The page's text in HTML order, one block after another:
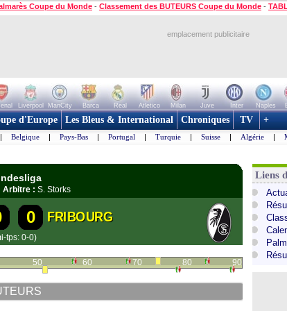
Coupe du Monde - Classement des BUTEURS Coupe du Monde -
emplacement publicitaire
Liverpool ManCity Barca Real Atletico Milan Juve Inter Naples
d'Europe Les Bleus & International Chroniques TV +
| Belgique | Pays-Bas | Portugal | Turquie | Suisse | Algérie |
Arbitre : S. Storks
0 FRIBOURG
tps: 0-0)
50 60 70 80 90
Liens